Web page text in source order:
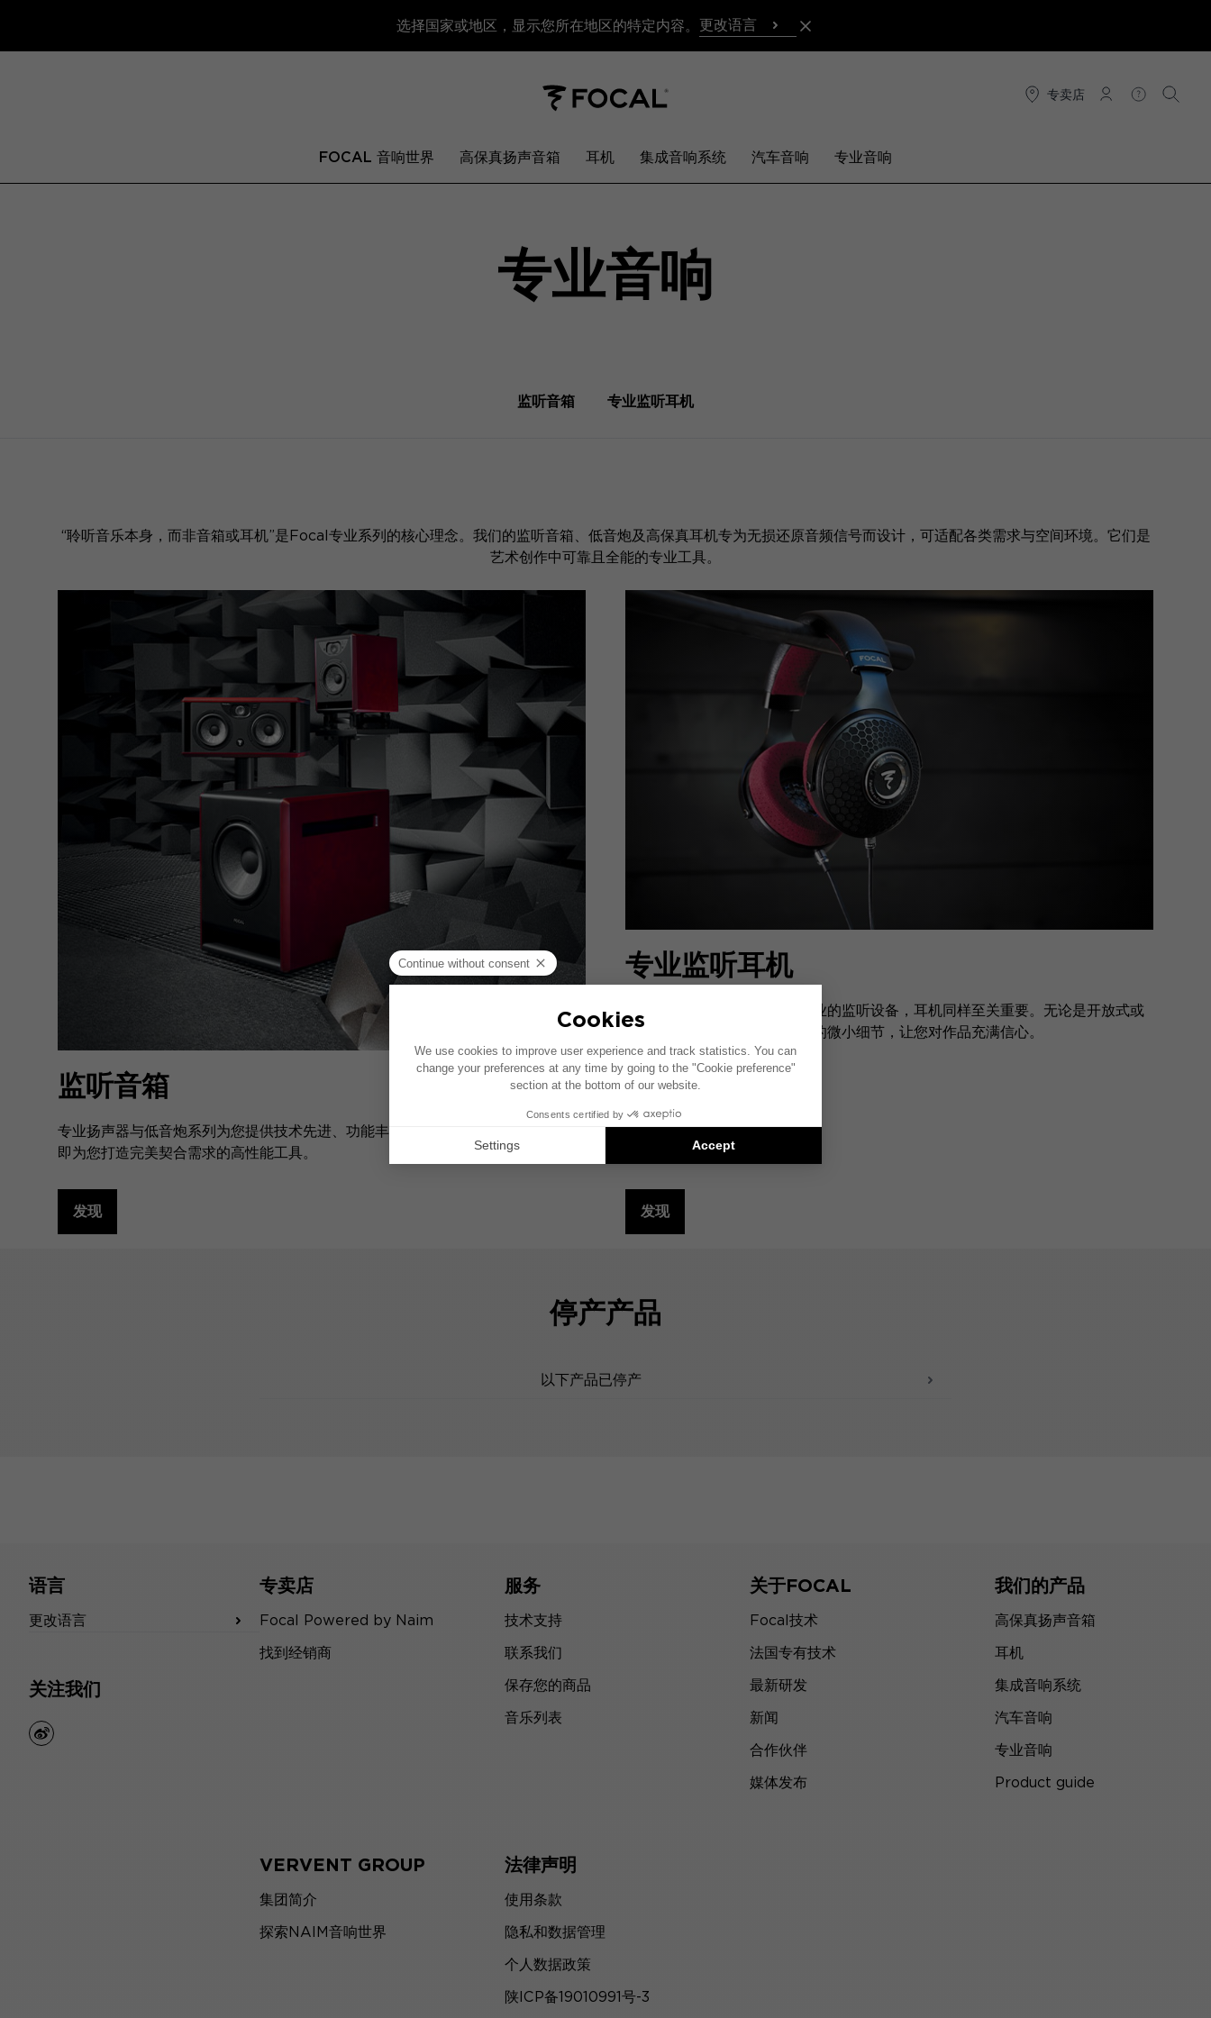
选择国家或地区，显示您所在地区的特定内容。 更改语言
专卖店
连接 帮助 搜索
FOCAL 音响世界 高保真扬声音箱 耳机 集成音响系统 汽车音响 专业音响
专业音响
监听音箱 专业监听耳机
“聆听音乐本身，而非音箱或耳机”是Focal专业系列的核心理念。我们的监听音箱、低音炮及高保真耳机专为无损还原音频信号而设计，可适配各类需求与空间环境。它们是
艺术创作中可靠且全能的专业工具。
监听音箱
专业扬声器与低音炮系列为您提供技术先进、功能丰富的解决方案。我们的目标？
即为您打造完美契合需求的高性能工具。
发现
专业监听耳机
在声音领域工作，不仅需要专业的监听设备，耳机同样至关重要。无论是开放式或
封闭式，均能够展现音频频谱的微小细节，让您对作品充满信心。
发现
停产产品
以下产品已停产
语言
更改语言
关注我们
weibo
专卖店
Focal Powered by Naim
找到经销商
服务
技术支持
联系我们
保存您的商品
音乐列表
关于FOCAL
Focal技术
法国专有技术
最新研发
新闻
合作伙伴
媒体发布
我们的产品
高保真扬声音箱
耳机
集成音响系统
汽车音响
专业音响
Product guide
VERVENT GROUP
集团简介
探索NAIM音响世界
法律声明
使用条款
隐私和数据管理
个人数据政策
陕ICP备19010991号-3